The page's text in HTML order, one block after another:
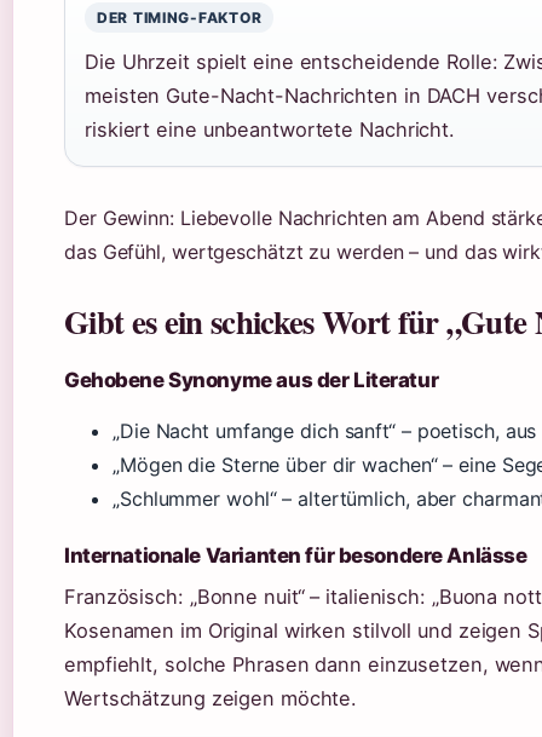
DER TIMING-FAKTOR
Die Uhrzeit spielt eine entscheidende Rolle:
meisten Gute-Nacht-Nachrichten in DACH
riskiert eine unbeantwortete Nachricht.
Der Gewinn: Liebevolle Nachrichten am Abend
das Gefühl, wertgeschätzt zu werden – und das
Gibt es ein schickes Wort für „Gute
Gehobene Synonyme aus der Literatur
„Die Nacht umfange dich sanft“ – poetisch,
„Mögen die Sterne über dir wachen“ – eine
„Schlummer wohl“ – altertümlich, aber
Internationale Varianten für besondere Anlässe
Französisch: „Bonne nuit“ – italienisch: „Buona
Kosenamen im Original wirken stilvoll und zeigen
empfiehlt, solche Phrasen dann einzusetzen,
Wertschätzung zeigen möchte.